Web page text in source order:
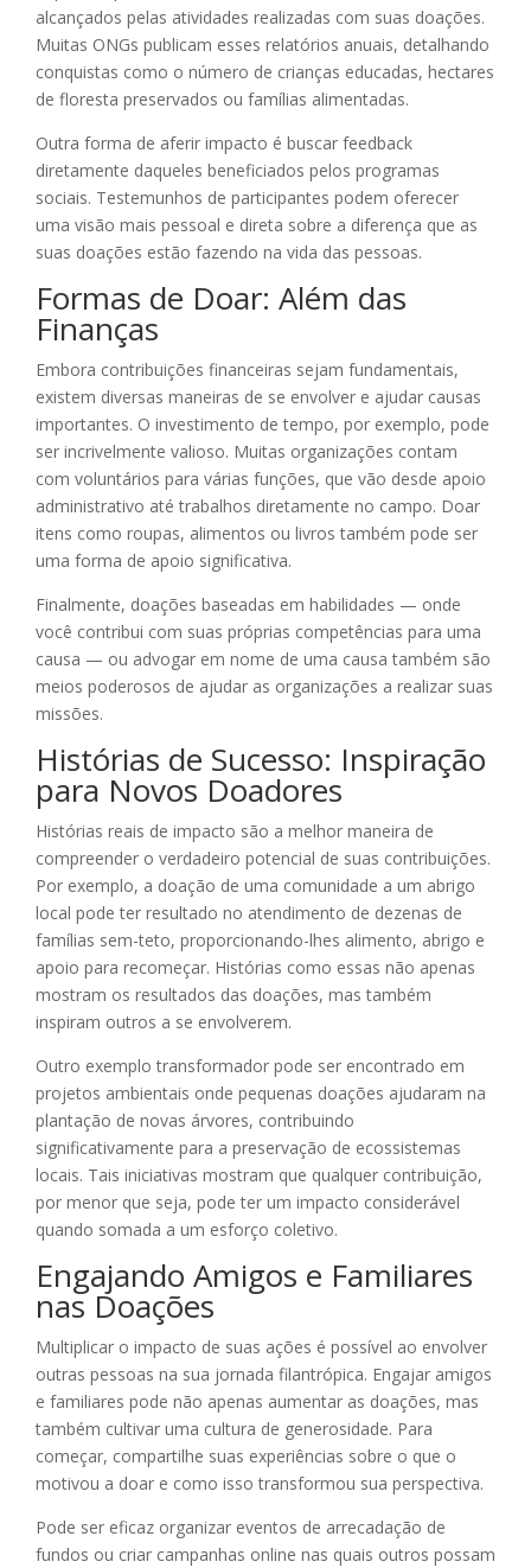
alcançados pelas atividades realizadas com suas doações.
Muitas ONGs publicam esses relatórios anuais, detalhando
conquistas como o número de crianças educadas, hectares
de floresta preservados ou famílias alimentadas.
Outra forma de aferir impacto é buscar feedback
diretamente daqueles beneficiados pelos programas
sociais. Testemunhos de participantes podem oferecer
uma visão mais pessoal e direta sobre a diferença que as
suas doações estão fazendo na vida das pessoas.
Formas de Doar: Além das
Finanças
Embora contribuições financeiras sejam fundamentais,
existem diversas maneiras de se envolver e ajudar causas
importantes. O investimento de tempo, por exemplo, pode
ser incrivelmente valioso. Muitas organizações contam
com voluntários para várias funções, que vão desde apoio
administrativo até trabalhos diretamente no campo. Doar
itens como roupas, alimentos ou livros também pode ser
uma forma de apoio significativa.
Finalmente, doações baseadas em habilidades — onde
você contribui com suas próprias competências para uma
causa — ou advogar em nome de uma causa também são
meios poderosos de ajudar as organizações a realizar suas
missões.
Histórias de Sucesso: Inspiração
para Novos Doadores
Histórias reais de impacto são a melhor maneira de
compreender o verdadeiro potencial de suas contribuições.
Por exemplo, a doação de uma comunidade a um abrigo
local pode ter resultado no atendimento de dezenas de
famílias sem-teto, proporcionando-lhes alimento, abrigo e
apoio para recomeçar. Histórias como essas não apenas
mostram os resultados das doações, mas também
inspiram outros a se envolverem.
Outro exemplo transformador pode ser encontrado em
projetos ambientais onde pequenas doações ajudaram na
plantação de novas árvores, contribuindo
significativamente para a preservação de ecossistemas
locais. Tais iniciativas mostram que qualquer contribuição,
por menor que seja, pode ter um impacto considerável
quando somada a um esforço coletivo.
Engajando Amigos e Familiares
nas Doações
Multiplicar o impacto de suas ações é possível ao envolver
outras pessoas na sua jornada filantrópica. Engajar amigos
e familiares pode não apenas aumentar as doações, mas
também cultivar uma cultura de generosidade. Para
começar, compartilhe suas experiências sobre o que o
motivou a doar e como isso transformou sua perspectiva.
Pode ser eficaz organizar eventos de arrecadação de
fundos ou criar campanhas online nas quais outros possam